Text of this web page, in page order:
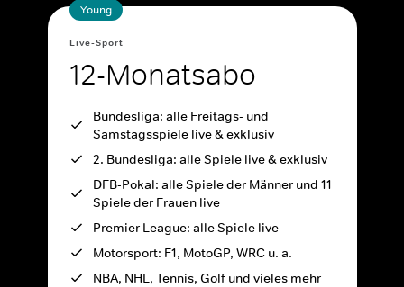
Young
Live-Sport
12-Monatsabo
Bundesliga: alle Freitags- und
Samstagsspiele live & exklusiv
2. Bundesliga: alle Spiele live & exklusiv
DFB-Pokal: alle Spiele der Männer und 11
Spiele der Frauen live
Premier League: alle Spiele live
Motorsport: F1, MotoGP, WRC u. a.
NBA, NHL, Tennis, Golf und vieles mehr